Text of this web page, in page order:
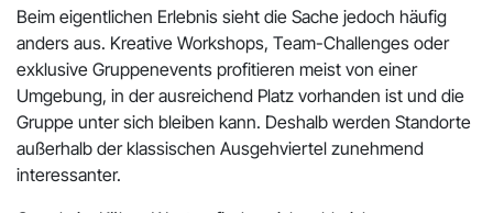
Beim eigentlichen Erlebnis sieht die Sache jedoch häufig
anders aus. Kreative Workshops, Team-Challenges oder
exklusive Gruppenevents profitieren meist von einer
Umgebung, in der ausreichend Platz vorhanden ist und die
Gruppe unter sich bleiben kann. Deshalb werden Standorte
außerhalb der klassischen Ausgehviertel zunehmend
interessanter.